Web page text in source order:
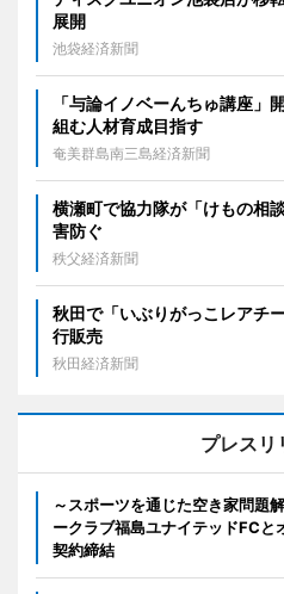
展開
池袋経済新聞
「与論イノベーんちゅ講座
組む人材育成目指す
奄美群島南三島経済新聞
横瀬町で協力隊が「けもの
害防ぐ
秩父経済新聞
秋田で「いぶりがっこレア
行販売
秋田経済新聞
プレスリ
～スポーツを通じた空き家問題
ークラブ福島ユナイテッドFCと
契約締結